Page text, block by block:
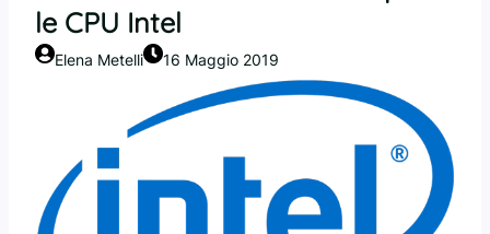
le CPU Intel
Elena Metelli 16 Maggio 2019